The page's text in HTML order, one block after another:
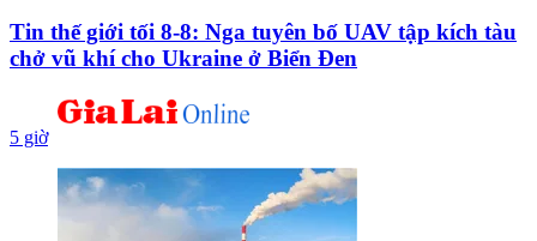
Tin thế giới tối 8-8: Nga tuyên bố UAV tập kích tàu
chở vũ khí cho Ukraine ở Biển Đen
5 giờ